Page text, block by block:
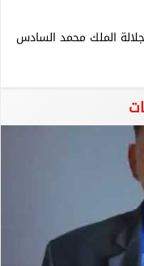
الملك محمد السادس